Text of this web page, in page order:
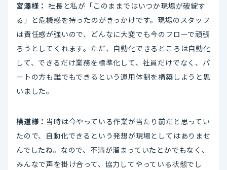
宮澤様： 社長と私が「このままではいつか現場が破綻す
る」と危機感を持ったのがきっかけです。現場のスタッフ
は責任感が強いので、どんなに大変でも今のフローで頑張
ろうとしてくれます。ただ、自動化できるところは自動化
して、できるだけ業務を標準化して、社員だけでなく、パ
ートの方も誰でもできるという運用体制を構築しようと思
いました。
横道様： 当時は今やっている作業が当たり前だと思ってい
たので、自動化できるという発想が現場としてはありませ
んでしたね。なので、不満が溜まっていたとかでもなく、
みんなで声を掛け合って、協力してやっている状態でし